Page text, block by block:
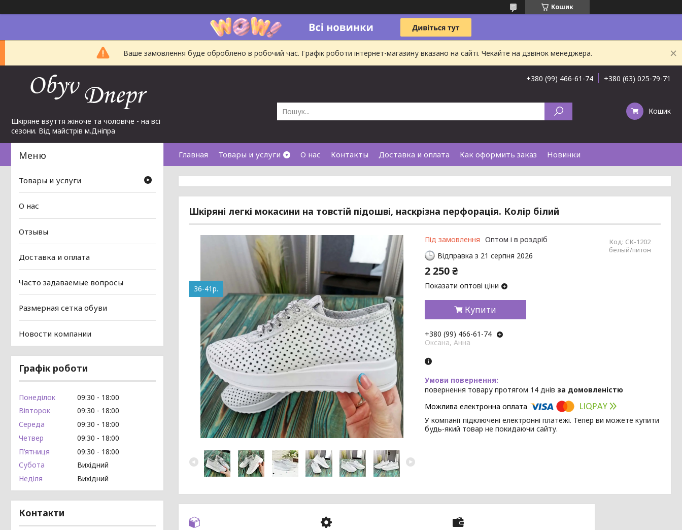
Кошик
Ваше замовлення буде оброблено в робочий час. Графік роботи інтернет-магазину вказано на сайті. Чекайте на дзвінок менеджера.
Шкіряне взуття жіноче та чоловіче - на всі
сезони. Від майстрів м.Дніпра
+380 (99) 466-61-74 +380 (63) 025-79-71
Кошик
Главная Товары и услуги О нас Контакты Доставка и оплата Как оформить заказ Новинки
Шкіряні легкі мокасини на товстій підошві, наскрізна перфорація. Колір білий
36-41р.
Під замовлення Оптом і в роздріб Код: СК-1202
белый/питон
Відправка з 21 серпня 2026
2 250 ₴
Показати оптові ціни
Купити
+380 (99) 466-61-74
Оксана, Анна
повернення товару протягом 14 днів за домовленістю
У компанії підключені електронні платежі. Тепер ви можете купити
будь-який товар не покидаючи сайту.
Товары и услуги
О нас
Отзывы
Доставка и оплата
Часто задаваемые вопросы
Размерная сетка обуви
Новости компании
Графік роботи
Понеділок 09:30
18:00
Вівторок
09:30
18:00
Середа
09:30
18:00
Четвер
09:30
18:00
Пʼятниця
09:30
18:00
Субота
Вихідний
Неділя
Вихідний
Контакти